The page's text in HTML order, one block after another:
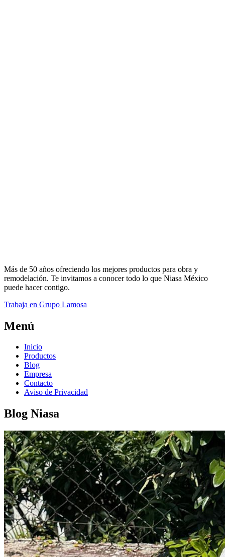
Más de 50 años ofreciendo los mejores productos para obra y
remodelación. Te invitamos a conocer todo lo que Niasa México
puede hacer contigo.
Trabaja en Grupo Lamosa
Menú
Inicio
Productos
Blog
Empresa
Contacto
Aviso de Privacidad
Blog Niasa